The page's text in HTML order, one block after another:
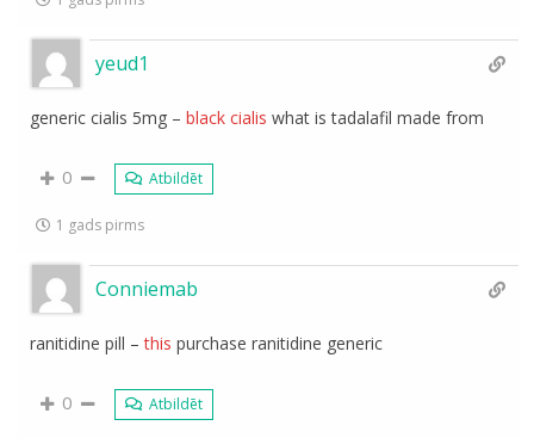
yeud1
generic cialis 5mg –black cialis what is tadalafil made from
0 Atbildēt
1 gads pirms
Conniemab
ranitidine pill –this purchase ranitidine generic
0 Atbildēt